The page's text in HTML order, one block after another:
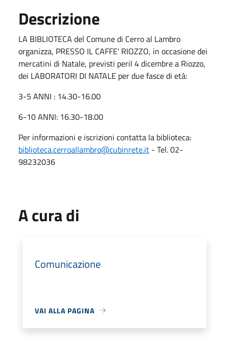
Descrizione
LA BIBLIOTECA del Comune di Cerro al Lambro
organizza, PRESSO IL CAFFE' RIOZZO, in occasione dei
mercatini di Natale, previsti peril 4 dicembre a Riozzo,
dei LABORATORI DI NATALE per due fasce di età:
3-5 ANNI : 14.30-16.00
6-10 ANNI: 16.30-18.00
Per informazioni e iscrizioni contatta la biblioteca:
biblioteca.cerroallambro@cubinrete.it - Tel. 02-
98232036
A cura di
Comunicazione
VAI ALLA PAGINA